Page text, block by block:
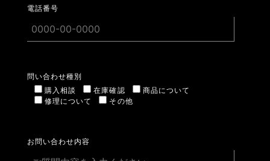
電話番号
問い合わせ種別
購入相談
在庫確認
商品について
修理について
その他
お問い合わせ内容